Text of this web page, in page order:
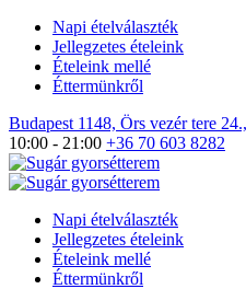
Napi ételválaszték
Jellegzetes ételeink
Ételeink mellé
Éttermünkről
Budapest 1148, Örs vezér tere
10:00 - 21:00 +36 70 603 8282
Napi ételválaszték
Jellegzetes ételeink
Ételeink mellé
Éttermünkről